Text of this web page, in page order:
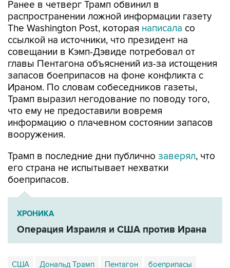
The Washington Post, котораянаписала
ссылкой на источники, что президент на
совещании в Кэмп-Дэвиде потребовал от
главы Пентагона объяснений из-за истощения
запасов боеприпасов на фоне конфликта с
Ираном. По словам собеседников газеты,
Трамп выразил негодование по поводу того,
что ему не предоставили вовремя
информацию о плачевном состоянии запасов
вооружения.
Трамп в последние дни публично
боеприпасов.
ХРОНИКА
Операция Израиля и США против Ирана
США Дональд Трамп Пентагон боеприпасы